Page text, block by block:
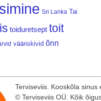
Sri Lanka Tai
toiduretsept toit
vääriskivid õnn
Terviseviis. Kooskõla sinus
© Terviseviis OÜ. Kõik